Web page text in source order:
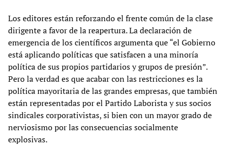
Los editores están reforzando el frente común de la clase
dirigente a favor de la reapertura. La declaración de
emergencia de los científicos argumenta que “el Gobierno
está aplicando políticas que satisfacen a una minoría
política de sus propios partidarios y grupos de presión”.
Pero la verdad es que acabar con las restricciones es la
política mayoritaria de las grandes empresas, que también
están representadas por el Partido Laborista y sus socios
sindicales corporativistas, si bien con un mayor grado de
nerviosismo por las consecuencias socialmente
explosivas.